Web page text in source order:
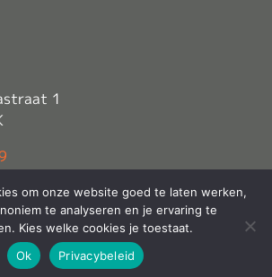
1
Kiel Design| Alle rechten voorbehouden |
Powered by
om onze website goed te laten werken,
te analyseren en je ervaring te
Kies welke cookies je toestaat.
Ok
Privacybeleid